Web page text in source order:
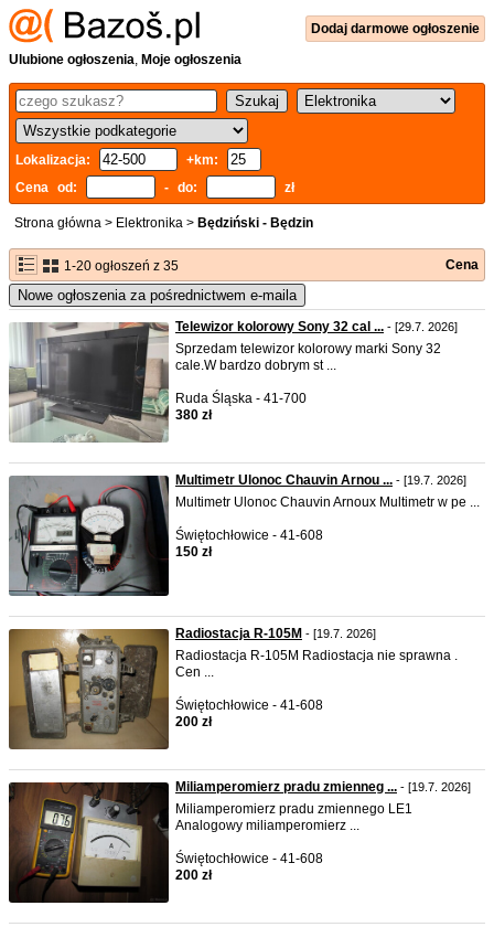
Dodaj darmowe ogłoszenie
Ulubione ogłoszenia, Moje ogłoszenia
Lokalizacja:
+km:
Cena od:
- do: zł
Strona główna > Elektronika > Będziński - Będzin
1-20 ogłoszeń z 35 Cena
Nowe ogłoszenia za pośrednictwem e-maila
Telewizor kolorowy Sony 32 cal ... - [29.7. 2026]
Sprzedam telewizor kolorowy marki Sony 32
cale.W bardzo dobrym st ...
Ruda Śląska - 41-700
380 zł
Multimetr Ulonoc Chauvin Arnou ... - [19.7. 2026]
Multimetr Ulonoc Chauvin Arnoux Multimetr w pe ...
Świętochłowice - 41-608
150 zł
Radiostacja R-105M - [19.7. 2026]
Radiostacja R-105M Radiostacja nie sprawna .
Cen ...
Świętochłowice - 41-608
200 zł
Miliamperomierz pradu zmienneg ... - [19.7. 2026]
Miliamperomierz pradu zmiennego LE1
Analogowy miliamperomierz ...
Świętochłowice - 41-608
200 zł